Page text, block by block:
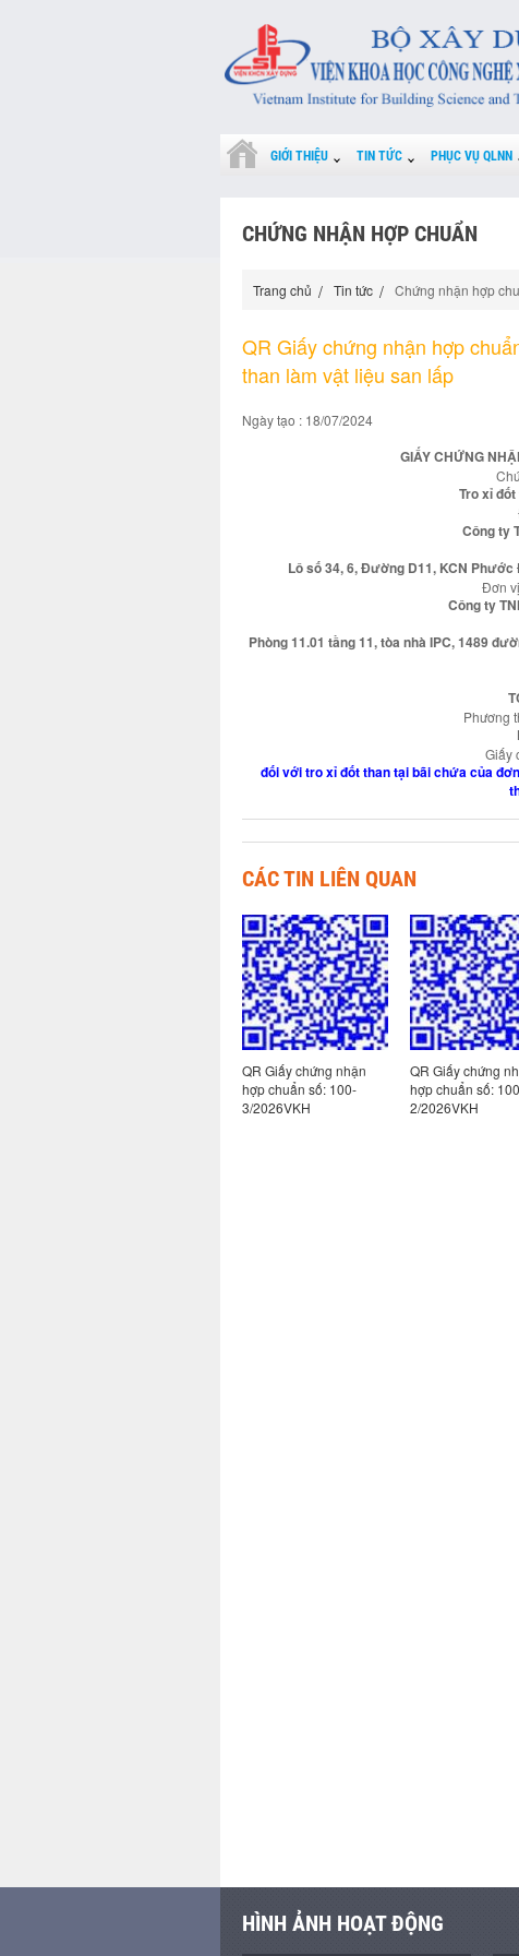
GIỚI THIỆU TIN TỨC PHỤC VỤ QLNN
CHỨNG NHẬN HỢP CHUẨN
Trang chủ Tin tức Chứng nhận hợp
QR Giấy chứng nhận hợp
than làm vật liệu san lấp
Ngày tạo : 18/07/2024
GIẤY CHỨNG
Tro xỉ
Công ty
Lô số 34, 6, Đường D11, KCN
Đơn
Công ty
Phòng 11.01 tầng 11, tòa nhà IPC, 1489
Phương
Giấy
đối với tro xỉ đốt than tại bãi chứa của
CÁC TIN LIÊN QUAN
QR Giấy chứng nhận
hợp chuẩn số: 100-
3/2026VKH
QR Giấy chứng
hợp chuẩn số:
2/2026VKH